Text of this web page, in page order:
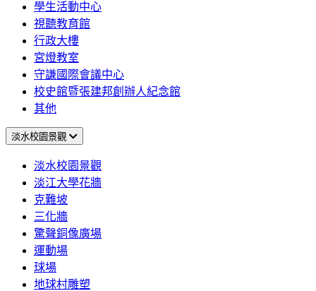
學生活動中心
視聽教育館
行政大樓
宮燈教室
守謙國際會議中心
校史館暨張建邦創辦人紀念館
其他
淡水校園景觀
淡水校園景觀
淡江大學花牆
克難坡
三化牆
驚聲銅像廣場
運動場
球場
地球村雕塑